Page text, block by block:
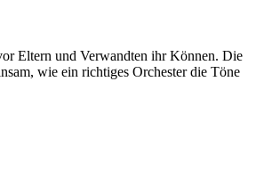
Eltern und Verwandten ihr Können. Die
wie ein richtiges Orchester die Töne